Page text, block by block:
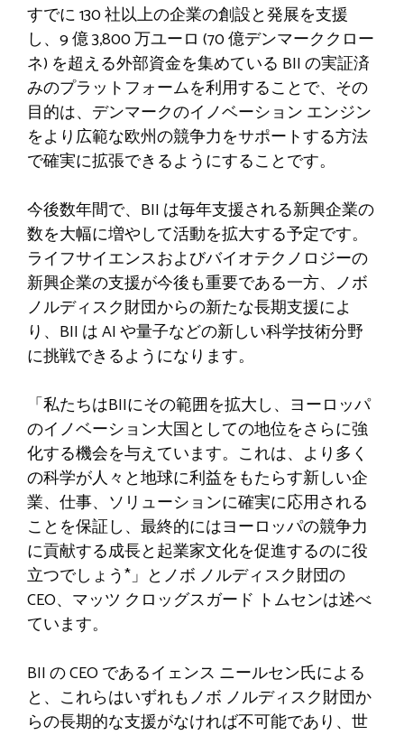
すでに 130 社以上の企業の創設と発展を支援
し、9 億 3,800 万ユーロ (70 億デンマーククロー
ネ) を超える外部資金を集めている BII の実証済
みのプラットフォームを利用することで、その
目的は、デンマークのイノベーション エンジン
をより広範な欧州の競争力をサポートする方法
で確実に拡張できるようにすることです。
今後数年間で、BII は毎年支援される新興企業の
数を大幅に増やして活動を拡大する予定です。
ライフサイエンスおよびバイオテクノロジーの
新興企業の支援が今後も重要である一方、ノボ
ノルディスク財団からの新たな長期支援によ
り、BII は AI や量子などの新しい科学技術分野
に挑戦できるようになります。
「私たちはBIIにその範囲を拡大し、ヨーロッパ
のイノベーション大国としての地位をさらに強
化する機会を与えています。これは、より多く
の科学が人々と地球に利益をもたらす新しい企
業、仕事、ソリューションに確実に応用される
ことを保証し、最終的にはヨーロッパの競争力
に貢献する成長と起業家文化を促進するのに役
立つでしょう*」とノボ ノルディスク財団の
CEO、マッツ クロッグスガード トムセンは述べ
ています。
BII の CEO であるイェンス ニールセン氏による
と、これらはいずれもノボ ノルディスク財団か
らの長期的な支援がなければ不可能であり、世